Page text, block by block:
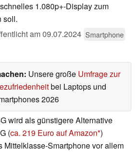
1.080p+-Display zum
soll.
am09.07.2024 Smartphone
Unsere große Umfrage zur
bei Laptops und
2026
wird als günstigere Alternative
(ca. 219 Euro auf Amazon )
Mittelklasse-Smartphone vor allem